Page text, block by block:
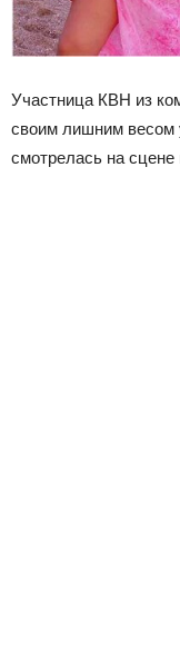
Участница КВН из
своим лишним весом
смотрелась на